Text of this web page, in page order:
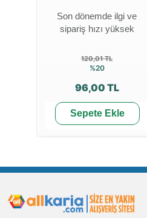
Son dönemde ilgi ve
sipariş hızı yüksek
120,01 TL
%20
96,00 TL
Sepete Ekle